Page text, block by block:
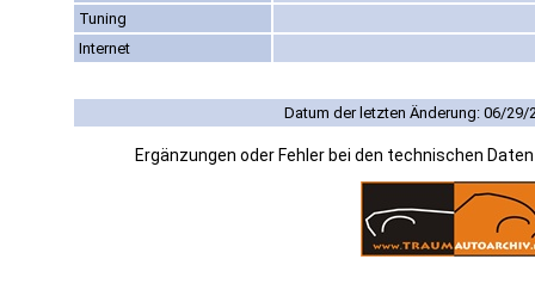
Tuning
Internet
Datum der letzten Änderung: 06/29/
Ergänzungen oder Fehler bei den technischen